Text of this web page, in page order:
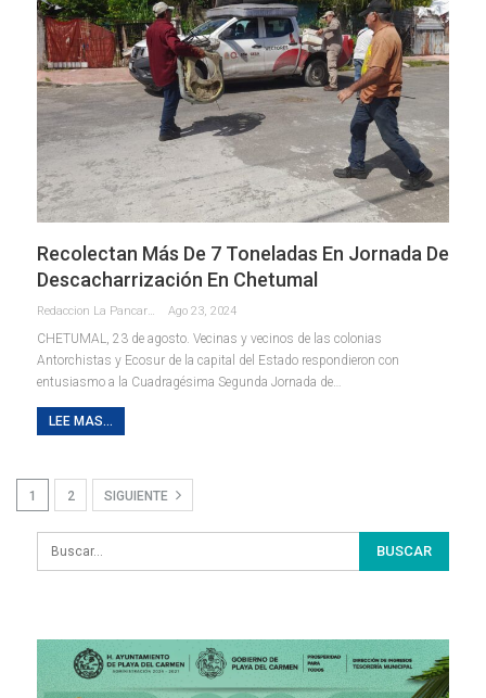
Recolectan Más De 7 Toneladas En Jornada De
Descacharrización En Chetumal
Redaccion La Pancarta De Quintana Roo Ago 23, 2024
CHETUMAL, 23 de agosto. Vecinas y vecinos de las colonias
Antorchistas y Ecosur de la capital del Estado respondieron con
entusiasmo a la Cuadragésima Segunda Jornada de…
LEE MAS...
1 2 SIGUIENTE